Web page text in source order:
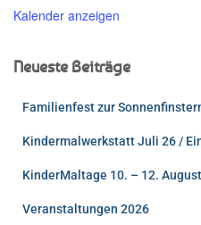
Kalender anzeigen
Neueste Beiträge
Familienfest zur
Kindermalwerkstatt Juli 26 /
KinderMaltage 10. – 12.
Veranstaltungen 2026